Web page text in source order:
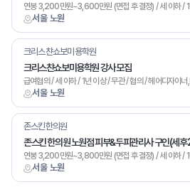
서울 노원
서울 노원
크리스챤쇼보미용학원
크리스챤쇼보미용학원 강사 모집
급여협의 / 세 이하 / 1년 이상 / 무관 / 협의 / 헤어디자이
서울 노원
존스킨한의원
존스킨 한의원 노원점 피부&두피관리사 구인(세
연봉 3,200만원~3,800만원 (면접 후 결정) / 세 이하 / 1